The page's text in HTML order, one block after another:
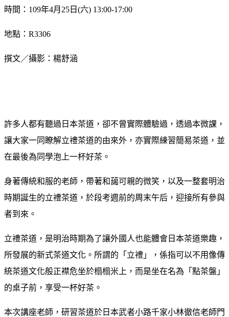
時間：109年4月25日(六) 13:00-17:00
地點：R3306
撰文／攝影：楊舒涵
許多人都有聽過日本茶道，卻不曾實際體驗過，透過本微課，
讓大家一同瞭解立禮茶道的由來外，亦實際練習簡易茶道，並
在最後為同學泡上一杯好茶。
身著傳統和服的老師，帶著和藹可親的微笑，以及一整套明治
時期誕生的立禮茶道，於段考週前的周末午后，迎接所有參與
者到來。
立禮茶道，是明治時期為了讓外國人也能體會日本茶道樂趣，
所發展的新式茶道文化。所謂的「立禮」，係指可以不用像傳
統茶道文化般正襟危坐於榻榻米上，而是坐在名為「點茶盤」
的桌子前，享受一杯好茶。
本次講座老師，研習茶道於日本武者小路千家小林徹信老師門